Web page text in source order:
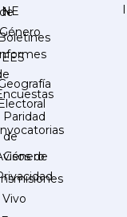
de
de
Género
Paridad
de
Género